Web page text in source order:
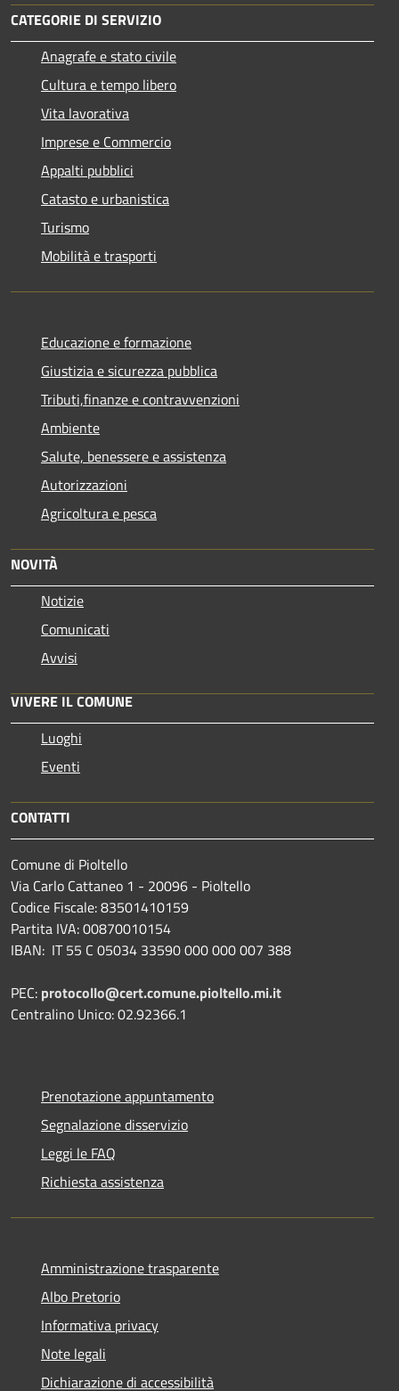
CATEGORIE DI SERVIZIO
Anagrafe e stato civile
Cultura e tempo libero
Vita lavorativa
Imprese e Commercio
Appalti pubblici
Catasto e urbanistica
Turismo
Mobilità e trasporti
Educazione e formazione
Giustizia e sicurezza pubblica
Tributi,finanze e contravvenzioni
Ambiente
Salute, benessere e assistenza
Autorizzazioni
Agricoltura e pesca
NOVITÀ
Notizie
Comunicati
Avvisi
VIVERE IL COMUNE
Luoghi
Eventi
CONTATTI
Comune di Pioltello
Via Carlo Cattaneo 1 - 20096 - Pioltello
Codice Fiscale: 83501410159
Partita IVA: 00870010154
IBAN: IT 55 C 05034 33590 000 000 007 388
PEC: protocollo@cert.comune.pioltello.mi.it
Centralino Unico: 02.92366.1
Prenotazione appuntamento
Segnalazione disservizio
Leggi le FAQ
Richiesta assistenza
Amministrazione trasparente
Albo Pretorio
Informativa privacy
Note legali
Dichiarazione di accessibilità